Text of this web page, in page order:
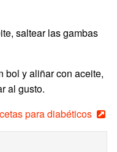
saltear las gambas
bol y aliñar con aceite,
al gusto.
para diabéticos